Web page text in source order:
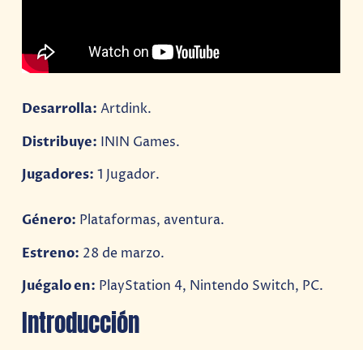
Desarrolla:Artdink.
Distribuye: ININ Games.
Jugadores:1 Jugador.
Género: Plataformas, aventura.
Estreno: 28 de marzo.
Juégalo en: PlayStation 4, Nintendo Switch, PC.
Introducción